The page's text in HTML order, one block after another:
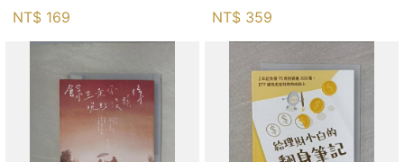
NT$ 169
崔勒基, Elsa
NT$ 359